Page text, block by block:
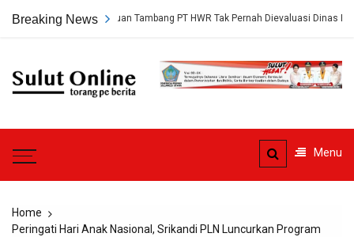
Breaking News
Persetujuan Tambang PT HWR Tak Pernah Dievaluasi Dinas ESDM
Sulut
Menu
Home
Peringati Hari Anak Nasional, Srikandi PLN Luncurkan Program